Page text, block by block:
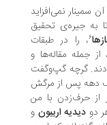
نمی‌افزاید
تحقیق
در طبقات
مقاله‌ها و
گپ‌وگفت
پس از مرگش
حرف‌زدن با من
اریبونو